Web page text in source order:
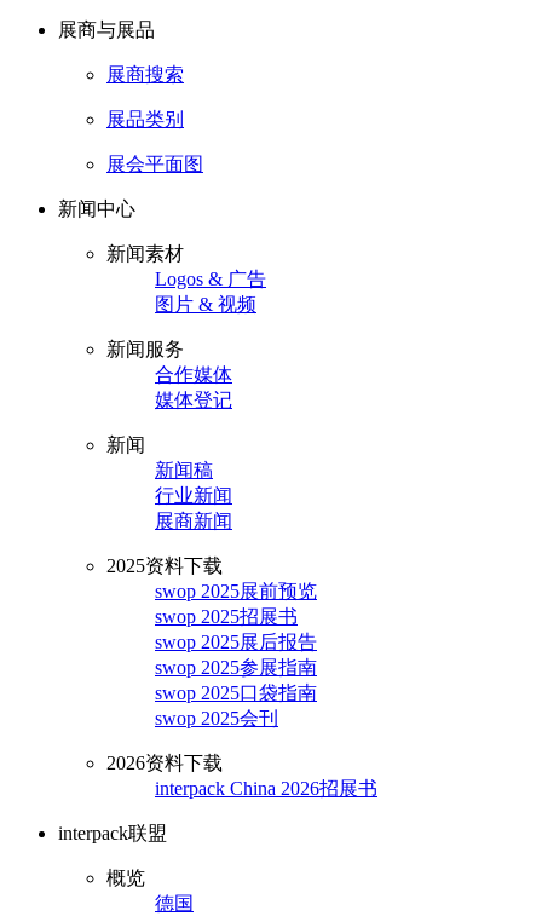
展商与展品
展商搜索
展品类别
展会平面图
新闻中心
新闻素材
Logos & 广告
图片 & 视频
新闻服务
合作媒体
媒体登记
新闻
新闻稿
行业新闻
展商新闻
2025资料下载
swop 2025展前预览
swop 2025招展书
swop 2025展后报告
swop 2025参展指南
swop 2025口袋指南
swop 2025会刊
2026资料下载
interpack China 2026招展书
interpack联盟
概览
德国